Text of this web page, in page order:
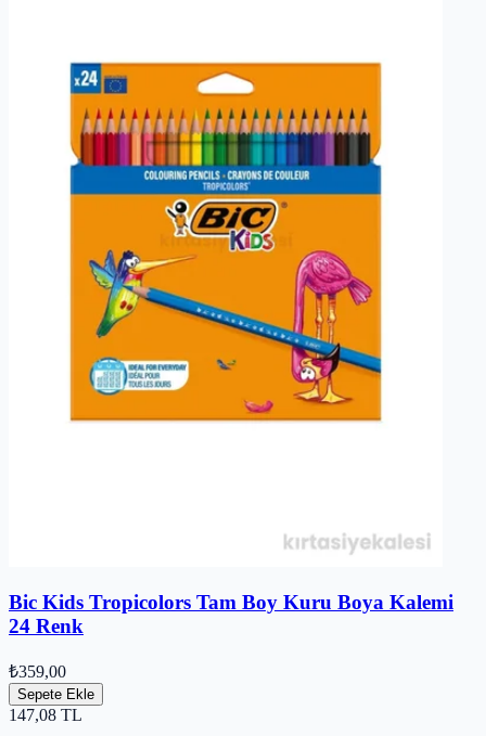
Bic Kids Tropicolors Tam Boy Kuru Boya Kalemi
24 Renk
₺359,00
Sepete Ekle
147,08 TL